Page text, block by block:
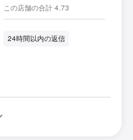
この店舗の合計 4.73
24時間以内の返信